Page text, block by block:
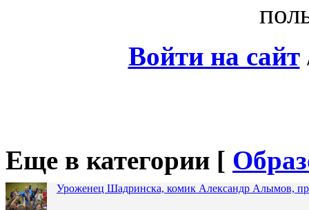
Войти на сайт
Еще в категории [
Уроженец Шадринска, комик Александр Алымов,